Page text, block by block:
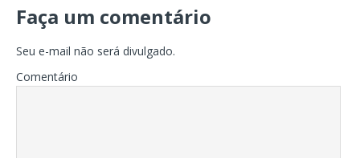
Faça um comentário
Seu e-mail não será divulgado.
Comentário